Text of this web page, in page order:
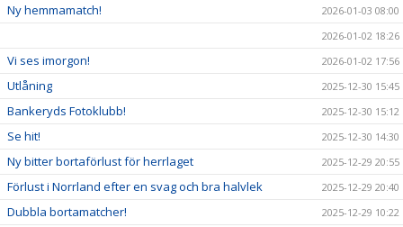
Ny hemmamatch!
2026-01-03 08:00
2026-01-02 18:26
Vi ses imorgon! 2026-01-02 17:56
Utlåning 2025-12-30 15:45
Bankeryds Fotoklubb! 2025-12-30 15:12
Se hit! 2025-12-30 14:30
Ny bitter bortaförlust för herrlaget 2025-12-29 20:55
Förlust i Norrland efter en svag och bra halvlek 2025-12-29 20:40
Dubbla bortamatcher! 2025-12-29 10:22